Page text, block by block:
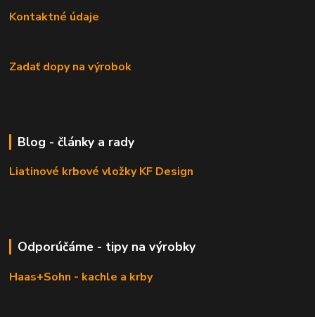
Kontaktné údaje
Zadať dopy na výrobok
Blog - články a rady
Liatinové krbové vložky KF Design
Odporúčáme - tipy na výrobky
Haas+Sohn - kachle a krby